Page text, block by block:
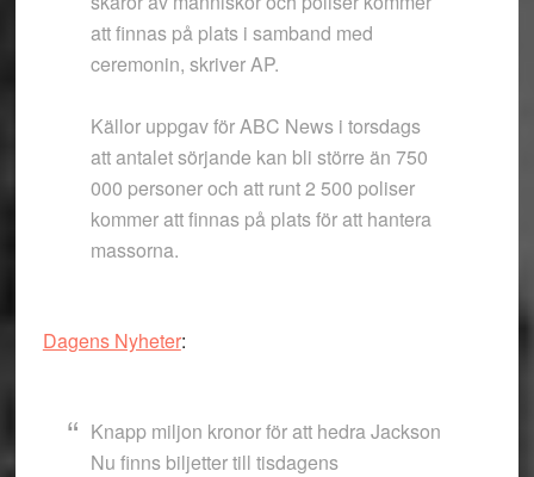
att finnas på plats i samband med
ceremonin, skriver AP.
Källor uppgav för ABC News i torsdags
att antalet sörjande kan bli större än 750
000 personer och att runt 2 500 poliser
kommer att finnas på plats för att hantera
massorna.
Dagens Nyheter:
Knapp miljon kronor för att hedra Jackson
Nu finns biljetter till tisdagens